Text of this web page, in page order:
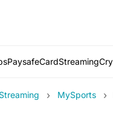
PaysafeCardStreaming
Streaming › MySports ›